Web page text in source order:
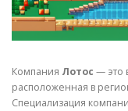
Компания Лотос — это
расположенная в
Специализация